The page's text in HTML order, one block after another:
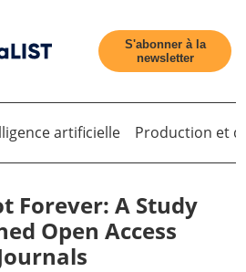
S'abonner à la
newsletter
artificielle Production et
Forever: A Study
Open Access